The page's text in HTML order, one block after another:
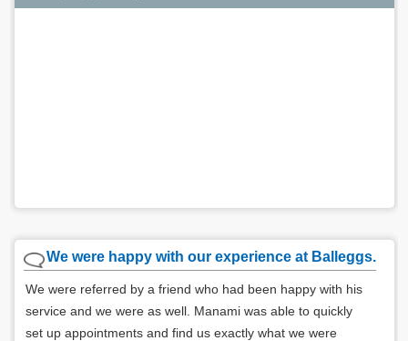
We were happy with our experience at Balleggs.
We were referred by a friend who had been happy with his
service and we were as well. Manami was able to quickly
set up appointments and find us exactly what we were